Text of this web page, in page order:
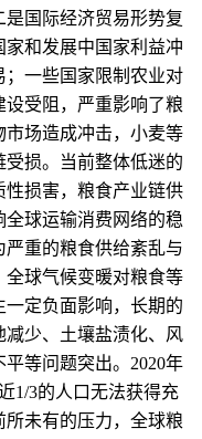
国际经济贸易形势复
和发展中国家利益冲
一些国家限制农业对
受阻，严重影响了粮
场造成冲击，小麦等
损。当前整体低迷的
损害，粮食产业链供
球运输消费网络的稳
重的粮食供给紊乱与
球气候变暖对粮食等
定负面影响，长期的
少、土壤盐渍化、风
等问题突出。2020年
1/3的人口无法获得充
未有的压力，全球粮